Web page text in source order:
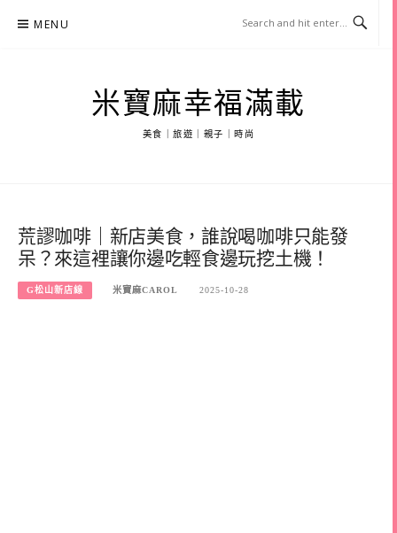
MENU
米寶麻幸福滿載
美食｜旅遊｜親子｜時尚
荒謬咖啡｜新店美食，誰說喝咖啡只能發
呆？來這裡讓你邊吃輕食邊玩挖土機！
G松山新店線 米寶麻CAROL 2025-10-28